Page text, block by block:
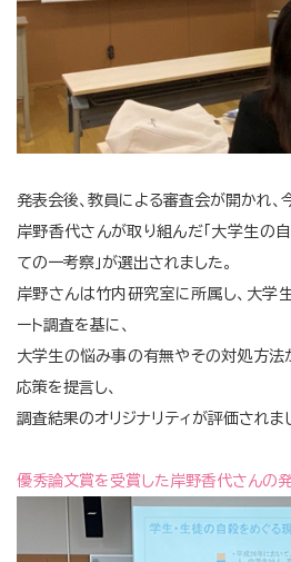
発表会後、教員による審査会が開かれ、
岸野香代さんが取り組んだ「大学生の
ての一考察」が選出されました。
岸野さんは竹内研究室に所属し、大学
ート調査を基に、
大学生の悩み事の有無やその対処方法
応策を提言し、
調査結果のオリジナリティが評価されま
優秀論文賞を受賞した岸野香代さんの